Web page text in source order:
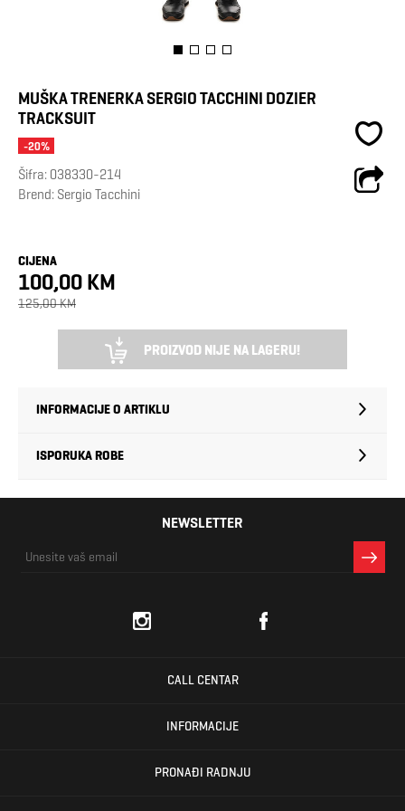
MUŠKA TRENERKA SERGIO TACCHINI DOZIER
TRACKSUIT
-20%
Šifra: 038330-214
Brend: Sergio Tacchini
CIJENA
100,00 KM
125,00 KM
PROIZVOD NIJE NA LAGERU!
INFORMACIJE O ARTIKLU
ISPORUKA ROBE
NEWSLETTER
CALL CENTAR
INFORMACIJE
PRONAĐI RADNJU